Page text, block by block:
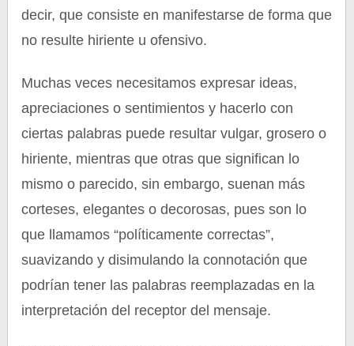
decir, que consiste en manifestarse de forma que
no resulte hiriente u ofensivo.
Muchas veces necesitamos expresar ideas,
apreciaciones o sentimientos y hacerlo con
ciertas palabras puede resultar vulgar, grosero o
hiriente, mientras que otras que significan lo
mismo o parecido, sin embargo, suenan más
corteses, elegantes o decorosas, pues son lo
que llamamos “políticamente correctas”,
suavizando y disimulando la connotación que
podrían tener las palabras reemplazadas en la
interpretación del receptor del mensaje.